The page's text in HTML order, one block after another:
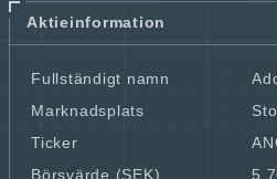
Aktieinformation
Fullständigt namn
Marknadsplats
Ticker
Börsvärde (SEK)
5